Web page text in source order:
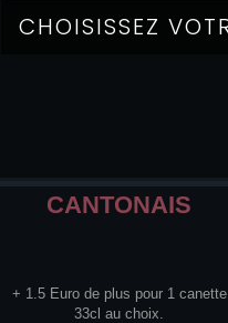
CANTONAIS
+ 1.5 Euro de plus pour 1 canette
33cl au choix.